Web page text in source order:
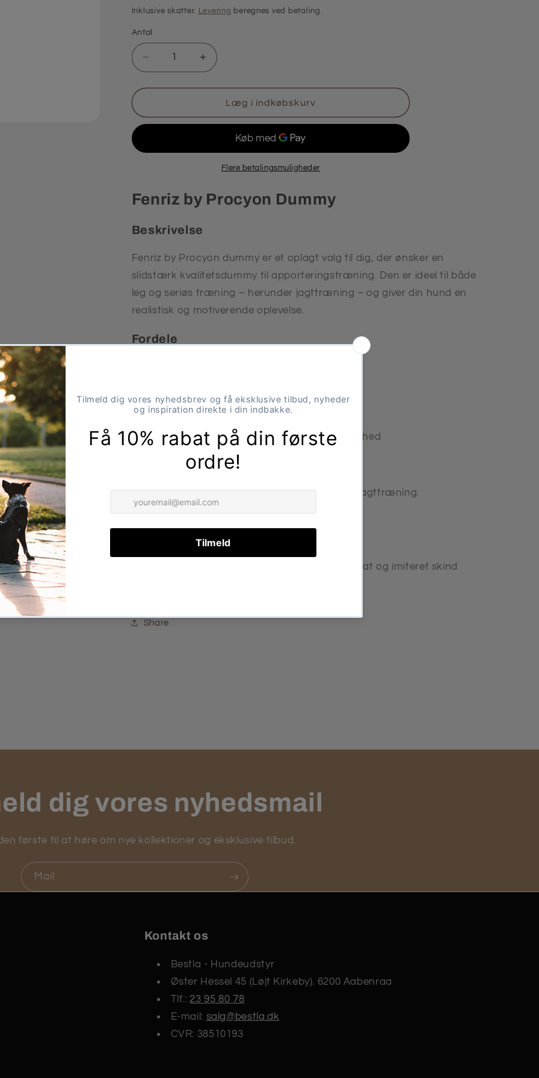
Inklusive skatter. Levering beregnes ved betaling.
Antal
Antal
Reducer
antallet
for
by
-
Øg
antallet
for
Fenriz
by
Dummy
-
Pels
Læg i indkøbskurv
Flere betalingsmuligheder
Fenriz by Procyon Dummy
Beskrivelse
Fenriz by Procyon dummy er et oplagt valg til dig, der ønsker en
slidstærk kvalitetsdummy til apporteringstræning. Den er ideel til både
leg og seriøs træning – herunder jagttræning – og giver din hund en
realistisk og motiverende oplevelse.
Fordele
Snor gør det nemt at kaste langt
Fremstillet i kraftig kanvas for høj holdbarhed
Velegnet til
Hunde, der træner apportering eller bruges til jagttræning.
Vægt: 500 g
Materiale: Kraftig kanvas med plastgranulat og imiteret skind
Share
dig vores nyhedsmail
første til at høre om nye kollektioner og eksklusive tilbud.
Mail
Kontakt os
Bestla - Hundeudstyr
Øster Hessel 45 (Løjt Kirkeby). 6200 Aabenraa
Tlf.: 23 95 80 78
E-mail: salg@bestla.dk
CVR: 38510193